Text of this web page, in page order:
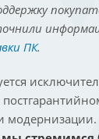
ПК.
модернизации.